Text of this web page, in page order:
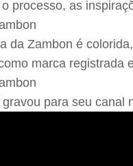
processo, as
da Zambon é
marca
para seu canal